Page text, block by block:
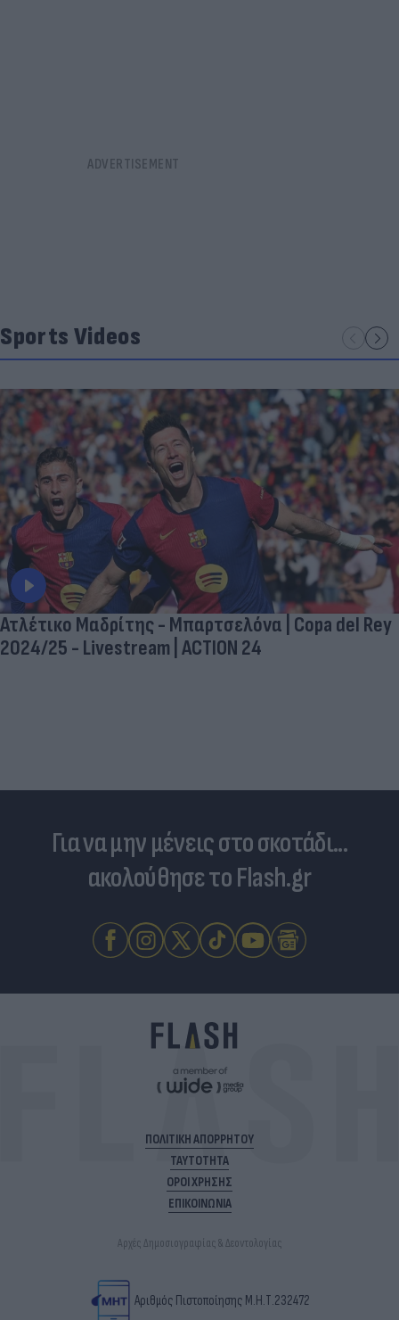
Sports Videos
Ατλέτικο Μαδρίτης - Μπαρτσελόνα | Copa del Rey
2024/25 - Livestream | ACTION 24
Για να μην μένεις στο σκοτάδι...
ακολούθησε το Flash.gr
ΠΟΛΙΤΙΚΗ ΑΠΟΡΡΗΤΟΥ
ΤΑΥΤΟΤΗΤΑ
ΟΡΟΙ ΧΡΗΣΗΣ
ΕΠΙΚΟΙΝΩΝΙΑ
Αρχές Δημοσιογραφίας & Δεοντολογίας
Αριθμός Πιστοποίησης Μ.Η.Τ.232472